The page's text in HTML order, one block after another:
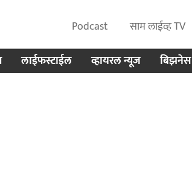
Podcast साम लाईव्ह TV
लाईफस्टाईल व्हायरल न्यूज बिझनेस